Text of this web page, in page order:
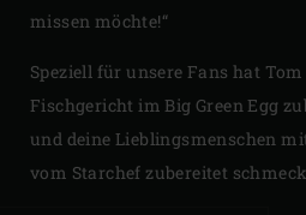
missen möchte!“
Speziell für unsere Fans hat
Fischgericht im Big Green Egg
und deine Lieblingsmenschen
vom Starchef zubereitet